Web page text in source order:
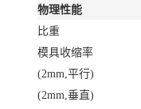
物理性能
比重
模具收缩率
(2mm,平行)
(2mm,垂直)